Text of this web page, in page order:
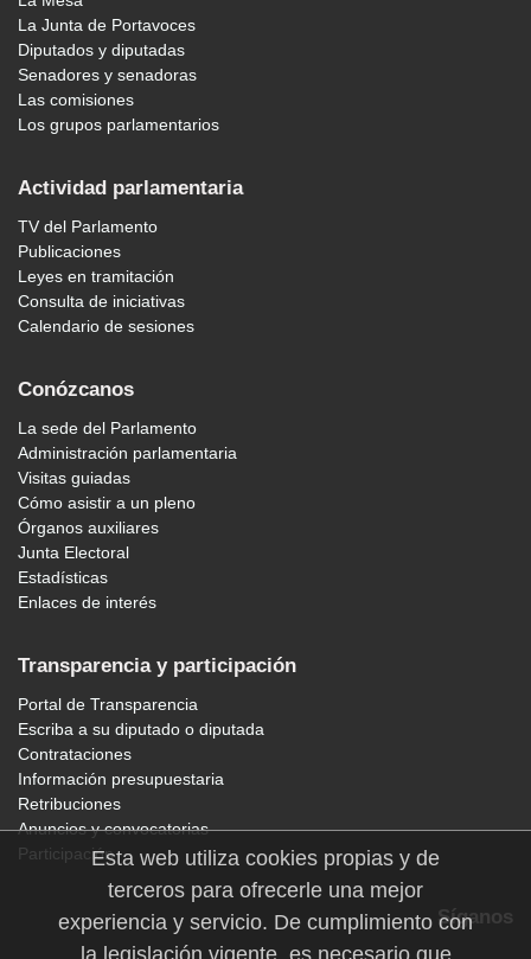
La Junta de Portavoces
Diputados y diputadas
Senadores y senadoras
Las comisiones
Los grupos parlamentarios
Actividad parlamentaria
TV del Parlamento
Publicaciones
Leyes en tramitación
Consulta de iniciativas
Calendario de sesiones
Conózcanos
La sede del Parlamento
Administración parlamentaria
Visitas guiadas
Cómo asistir a un pleno
Órganos auxiliares
Junta Electoral
Estadísticas
Enlaces de interés
Transparencia y participación
Portal de Transparencia
Escriba a su diputado o diputada
Contrataciones
Información presupuestaria
Retribuciones
Anuncios y convocatorias
Participación
Síganos
Esta web utiliza cookies propias y de
terceros para ofrecerle una mejor
experiencia y servicio. De cumplimiento con
la legislación vigente, es necesario que